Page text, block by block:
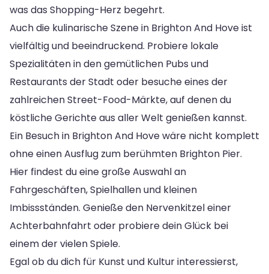
was das Shopping-Herz begehrt.
Auch die kulinarische Szene in Brighton And Hove ist
vielfältig und beeindruckend. Probiere lokale
Spezialitäten in den gemütlichen Pubs und
Restaurants der Stadt oder besuche eines der
zahlreichen Street-Food-Märkte, auf denen du
köstliche Gerichte aus aller Welt genießen kannst.
Ein Besuch in Brighton And Hove wäre nicht komplett
ohne einen Ausflug zum berühmten Brighton Pier.
Hier findest du eine große Auswahl an
Fahrgeschäften, Spielhallen und kleinen
Imbissständen. Genieße den Nervenkitzel einer
Achterbahnfahrt oder probiere dein Glück bei
einem der vielen Spiele.
Egal ob du dich für Kunst und Kultur interessierst,